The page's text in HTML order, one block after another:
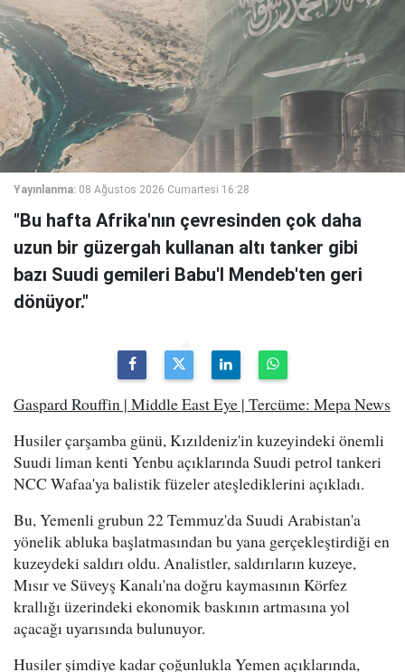
Yayınlanma: 08 Ağustos 2026 Cumartesi 16:28
"Bu hafta Afrika'nın çevresinden çok daha
uzun bir güzergah kullanan altı tanker gibi
bazı Suudi gemileri Babu'l Mendeb'ten geri
dönüyor."
Gaspard Rouffin | Middle East Eye | Tercüme: Mepa News
Husiler çarşamba günü, Kızıldeniz'in kuzeyindeki önemli
Suudi liman kenti Yenbu açıklarında Suudi petrol tankeri
NCC Wafaa'ya balistik füzeler ateşlediklerini açıkladı.
Bu, Yemenli grubun 22 Temmuz'da Suudi Arabistan'a
yönelik abluka başlatmasından bu yana gerçekleştirdiği en
kuzeydeki saldırı oldu. Analistler, saldırıların kuzeye,
Mısır ve Süveyş Kanalı'na doğru kaymasının Körfez
krallığı üzerindeki ekonomik baskının artmasına yol
açacağı uyarısında bulunuyor.
Husiler şimdiye kadar çoğunlukla Yemen açıklarında,